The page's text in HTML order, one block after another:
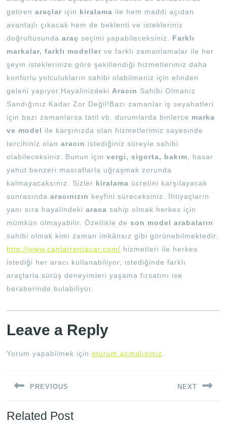
getirenaraçlar için kiralama ile hem maddi açıdan
avantajlı çıkacak hem de beklenti ve istekleriniz
doğrultusundaaraç seçimi yapabileceksiniz. Farklı
markalar, farklı modeller ve farklı zamanlamalar ile her
şeyin isteklerinize göre şekillendiği hizmetlerimiz daha
konforlu yolculukların sahibi olabilmeniz için elinden
geleni yapıyor.Hayalinizdeki Aracın Sahibi Olmanız
Sandığınız Kadar Zor Değil!Bazı zamanlar iş seyahatleri
için bazı zamanlarsa tatil vb. durumlarda binlerce marka
ve model ile karşınızda olan hizmetlerimiz sayesinde
tercihiniz olanaracın istediğiniz süreyle sahibi
olabileceksiniz. Bunun içinvergi, sigorta, bakım , hasar
yahut benzeri masraflarla uğraşmak zorunda
kalmayacaksınız. Sizler kiralama ücretini karşılayacak
sonrasında aracınızın keyfini süreceksiniz. İhtiyaçların
yanı sıra hayalindekiaraca sahip olmak herkes için
mümkün olmayabilir. Özellikle de son model arabaların
sahibi olmak kimi zaman imkânsız gibi görünebilmektedir.
http://www.canlarrentacar.com/ hizmetleri ile herkes
istediği her aracı kullanabiliyor, istediğinde farklı
araçlarla sürüş deneyimleri yaşama fırsatını ise
beraberinde bulabiliyor.
Leave a Reply
Yorum yapabilmek içinoturum açmalısınız
gezinmesi
PREVIOUS
post:
NEXT
Related Post